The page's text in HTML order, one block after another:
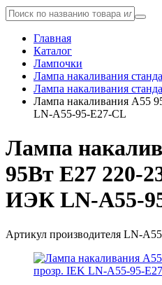
Главная
Каталог
Лампочки
Лампа накаливания
Лампа накаливания
Лампа накаливания A55
LN-A55-95-E27-CL
Лампа
95Вт E27 220-
ИЭК LN-A55-
Артикул производителя LN-